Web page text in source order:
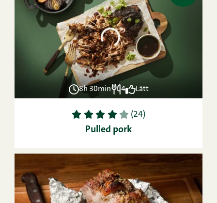
8h 30min 4 Lätt
1 2 3 4 5 (24)
Pulled pork